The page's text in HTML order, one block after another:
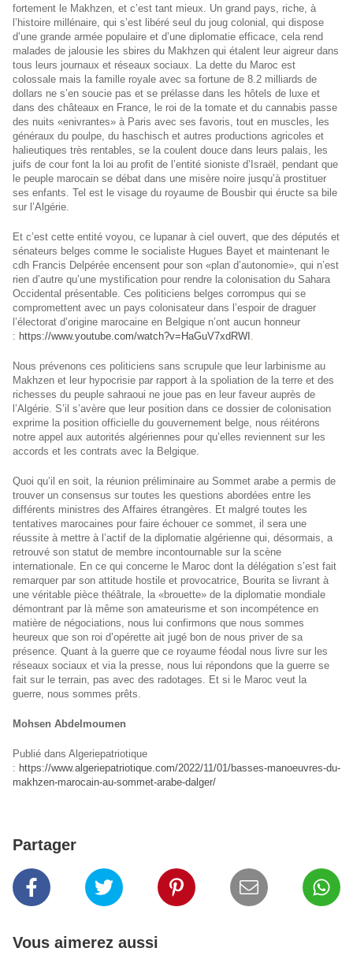
fortement le Makhzen, et c’est tant mieux. Un grand pays, riche, à
l’histoire millénaire, qui s’est libéré seul du joug colonial, qui dispose
d’une grande armée populaire et d’une diplomatie efficace, cela rend
malades de jalousie les sbires du Makhzen qui étalent leur aigreur dans
tous leurs journaux et réseaux sociaux. La dette du Maroc est
colossale mais la famille royale avec sa fortune de 8.2 milliards de
dollars ne s’en soucie pas et se prélasse dans les hôtels de luxe et
dans des châteaux en France, le roi de la tomate et du cannabis passe
des nuits «enivrantes» à Paris avec ses favoris, tout en muscles, les
généraux du poulpe, du haschisch et autres productions agricoles et
halieutiques très rentables, se la coulent douce dans leurs palais, les
juifs de cour font la loi au profit de l’entité sioniste d’Israël, pendant que
le peuple marocain se débat dans une misère noire jusqu’à prostituer
ses enfants. Tel est le visage du royaume de Bousbir qui éructe sa bile
sur l’Algérie.
Et c’est cette entité voyou, ce lupanar à ciel ouvert, que des députés et
sénateurs belges comme le socialiste Hugues Bayet et maintenant le
cdh Francis Delpérée encensent pour son «plan d’autonomie», qui n’est
rien d’autre qu’une mystification pour rendre la colonisation du Sahara
Occidental présentable. Ces politiciens belges corrompus qui se
compromettent avec un pays colonisateur dans l’espoir de draguer
l’électorat d’origine marocaine en Belgique n’ont aucun honneur
: https://www.youtube.com/watch?v=HaGuV7xdRWI .
Nous prévenons ces politiciens sans scrupule que leur larbinisme au
Makhzen et leur hypocrisie par rapport à la spoliation de la terre et des
richesses du peuple sahraoui ne joue pas en leur faveur auprès de
l’Algérie. S’il s’avère que leur position dans ce dossier de colonisation
exprime la position officielle du gouvernement belge, nous réitérons
notre appel aux autorités algériennes pour qu’elles reviennent sur les
accords et les contrats avec la Belgique.
Quoi qu’il en soit, la réunion préliminaire au Sommet arabe a permis de
trouver un consensus sur toutes les questions abordées entre les
différents ministres des Affaires étrangères. Et malgré toutes les
tentatives marocaines pour faire échouer ce sommet, il sera une
réussite à mettre à l’actif de la diplomatie algérienne qui, désormais, a
retrouvé son statut de membre incontournable sur la scène
internationale. En ce qui concerne le Maroc dont la délégation s’est fait
remarquer par son attitude hostile et provocatrice, Bourita se livrant à
une véritable pièce théâtrale, la «brouette» de la diplomatie mondiale
démontrant par là même son amateurisme et son incompétence en
matière de négociations, nous lui confirmons que nous sommes
heureux que son roi d’opérette ait jugé bon de nous priver de sa
présence. Quant à la guerre que ce royaume féodal nous livre sur les
réseaux sociaux et via la presse, nous lui répondons que la guerre se
fait sur le terrain, pas avec des radotages. Et si le Maroc veut la
guerre, nous sommes prêts.
Mohsen Abdelmoumen
Publié dans Algeriepatriotique
: https://www.algeriepatriotique.com/2022/11/01/basses-manoeuvres-du-
makhzen-marocain-au-sommet-arabe-dalger/
Partager
Vous aimerez aussi